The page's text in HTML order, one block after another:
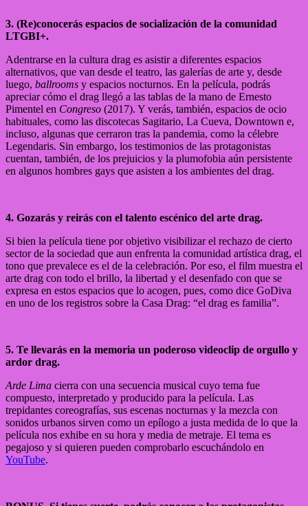
3. (Re)conocerás espacios de socialización de la comunidad
LTGBI+.
Adentrarse en la cultura drag es asistir a diferentes espacios
alternativos, que van desde el teatro, las galerías de arte y, desde
luego, ballrooms y espacios nocturnos. En la película, podrás
apreciar cómo el drag llegó a las tablas de la mano de Ernesto
Pimentel en Congreso (2017). Y verás, también, espacios de ocio
habituales, como las discotecas Sagitario, La Cueva, Downtown e,
incluso, algunas que cerraron tras la pandemia, como la célebre
Legendaris. Sin embargo, los testimonios de las protagonistas
cuentan, también, de los prejuicios y la plumofobia aún persistente
en algunos hombres gays que asisten a los ambientes del drag.
4. Gozarás y reirás con el talento escénico del arte drag.
Si bien la película tiene por objetivo visibilizar el rechazo de cierto
sector de la sociedad que aun enfrenta la comunidad artística drag, el
tono que prevalece es el de la celebración. Por eso, el film muestra el
arte drag con todo el brillo, la libertad y el desenfado con que se
expresa en estos espacios que lo acogen, pues, como dice GoDiva
en uno de los registros sobre la Casa Drag: “el drag es familia”.
5. Te llevarás en la memoria un poderoso videoclip de orgullo y
ardor drag.
Arde Lima cierra con una secuencia musical cuyo tema fue
compuesto, interpretado y producido para la película. Las
trepidantes coreografías, sus escenas nocturnas y la mezcla con
sonidos urbanos sirven como un epílogo a justa medida de lo que la
película nos exhibe en su hora y media de metraje. El tema es
pegajoso y si quieren pueden comprobarlo escuchándolo en
YouTube.